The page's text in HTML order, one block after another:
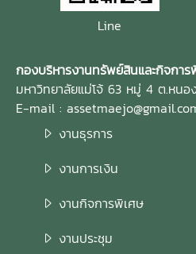
Line
กองบริหารงานทรัพย์สินและกิจกา
มหาวิทยาลัยแม่โจ้ 63 หมู่ 4 ต.หนอ
E-mail :
งานธุรการ
งานการเงิ
งานกิจการพิเศษ
งานประชุ